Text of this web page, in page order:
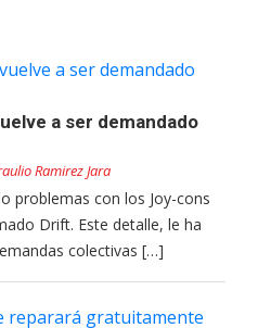
a ser demandado
Ramirez Jara
problemas con los Joy-cons
Drift. Este detalle, le ha
colectivas […]